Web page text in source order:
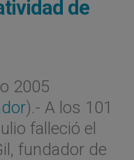
de
2005
).- A los 101
falleció el
fundador de